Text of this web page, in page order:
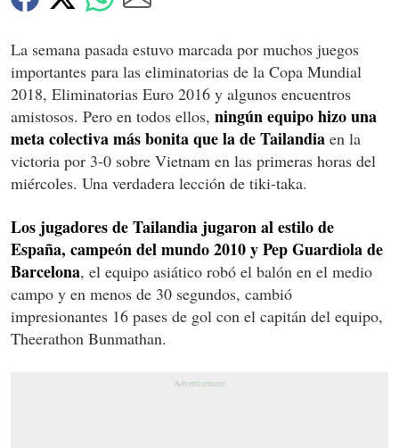
La semana pasada estuvo marcada por muchos juegos
importantes para las eliminatorias de la Copa Mundial
2018, Eliminatorias Euro 2016 y algunos encuentros
amistosos. Pero en todos ellos, ningún equipo hizo una
meta colectiva más bonita que la de Tailandia en la
victoria por 3-0 sobre Vietnam en las primeras horas del
miércoles. Una verdadera lección de tiki-taka.
Los jugadores de Tailandia jugaron al estilo de
España, campeón del mundo 2010 y Pep Guardiola de
Barcelona, ​​el equipo asiático robó el balón en el medio
campo y en menos de 30 segundos, cambió
impresionantes 16 pases de gol con el capitán del equipo,
Theerathon Bunmathan.